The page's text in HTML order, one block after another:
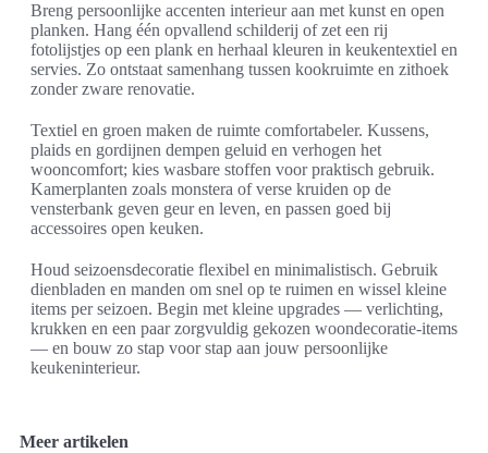
Breng persoonlijke accenten interieur aan met kunst en open
planken. Hang één opvallend schilderij of zet een rij
fotolijstjes op een plank en herhaal kleuren in keukentextiel en
servies. Zo ontstaat samenhang tussen kookruimte en zithoek
zonder zware renovatie.
Textiel en groen maken de ruimte comfortabeler. Kussens,
plaids en gordijnen dempen geluid en verhogen het
wooncomfort; kies wasbare stoffen voor praktisch gebruik.
Kamerplanten zoals monstera of verse kruiden op de
vensterbank geven geur en leven, en passen goed bij
accessoires open keuken.
Houd seizoensdecoratie flexibel en minimalistisch. Gebruik
dienbladen en manden om snel op te ruimen en wissel kleine
items per seizoen. Begin met kleine upgrades — verlichting,
krukken en een paar zorgvuldig gekozen woondecoratie-items
— en bouw zo stap voor stap aan jouw persoonlijke
keukeninterieur.
Meer artikelen